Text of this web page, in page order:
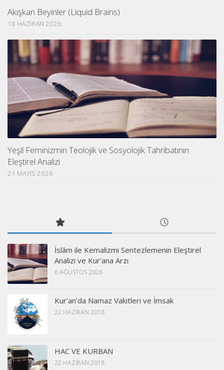
Akışkan Beyinler (Liquid Brains)
18 HAZIRAN 2026
Yeşil Feminizmin Teolojik ve Sosyolojik Tahribatının
Eleştirel Analizi
21 MAYIS 2026
İslâm ile Kemalizmi Sentezlemenin Eleştirel
Analizi ve Kur’ana Arzı
6 AĞUSTOS 2026
Kur’an’da Namaz Vakitleri ve İmsak
22 HAZIRAN 2018
HAC VE KURBAN
22 HAZIRAN 2018